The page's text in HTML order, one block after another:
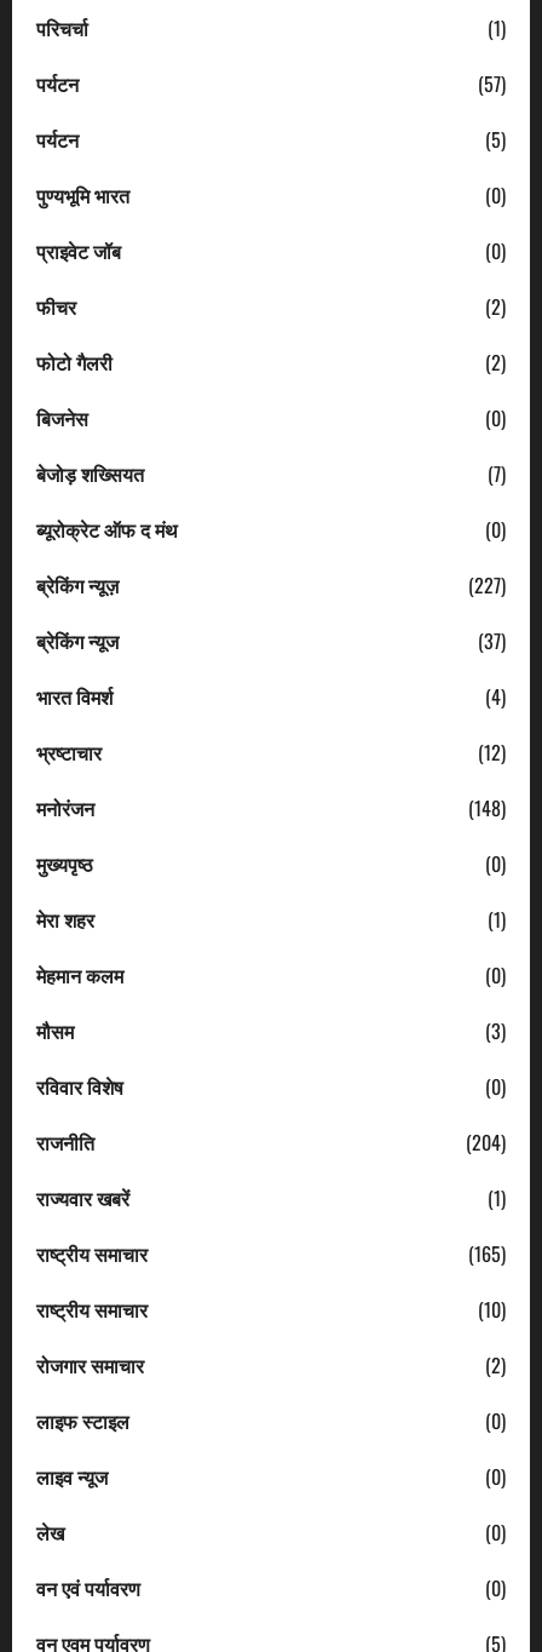
परिचर्चा
(1)
पर्यटन
(57)
पर्यटन
(5)
पुण्यभूमि भारत
(0)
प्राइवेट जॉब
(0)
फीचर
(2)
फोटो गैलरी
(2)
बिजनेस
(0)
बेजोड़ शख्सियत
(7)
ब्यूरोक्रेट ऑफ द मंथ
(0)
ब्रेकिंग न्यूज़
(227)
ब्रेकिंग न्यूज
(37)
भारत विमर्श
(4)
भ्रष्टाचार
(12)
मनोरंजन
(148)
मुख्यपृष्ठ
(0)
मेरा शहर
(1)
मेहमान कलम
(0)
मौसम
(3)
रविवार विशेष
(0)
राजनीति
(204)
राज्यवार खबरें
(1)
राष्ट्रीय समाचार
(165)
राष्ट्रीय समाचार
(10)
रोजगार समाचार
(2)
लाइफ स्टाइल
(0)
लाइव न्यूज
(0)
लेख
(0)
वन एवं पर्यावरण
(0)
वन एवम पर्यावरण
(5)